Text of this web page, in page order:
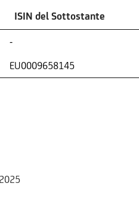
ISIN del Sottostante
-
EU0009658145